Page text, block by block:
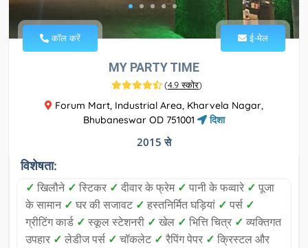
कॉल करें ई-मेल
MY PARTY TIME
(4.9 स्कोर)
Forum Mart, Industrial Area, Kharvela Nagar,
Bhubaneswar OD 751001
दिशा
2015 से
विशेषता:
✓ खिलौने ✓ स्टिकर ✓ दीवार के फ्रेम ✓ पानी के फव्वारे ✓ पूजा
के सामान ✓ घर की सजावट ✓ हस्तनिर्मित घड़ियां ✓ पर्स ✓
ग्रीटिंग कार्ड ✓ स्कूल स्टेशनरी ✓ खेल ✓ भित्ति चित्र ✓ व्यक्तिगत
उपहार ✓ लेडीज पर्स ✓ चॉकलेट ✓ रैपिंग पेपर ✓ क्रिस्टल और